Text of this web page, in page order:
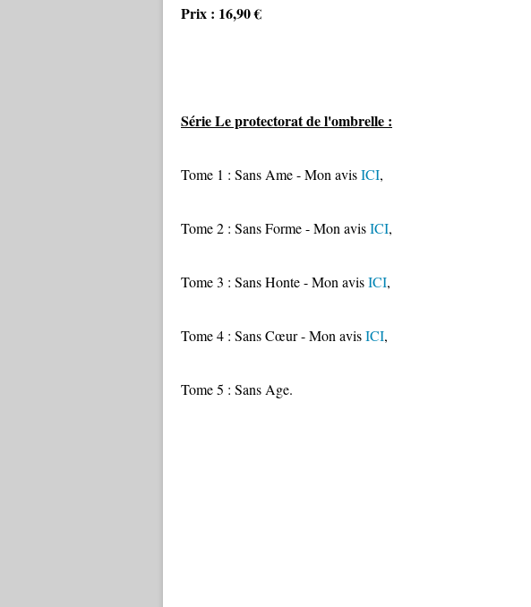
Prix : 16,90 €
Série Le protectorat de l'ombrelle :
Tome 1 : Sans Ame - Mon avisICI,
Tome 2 : Sans Forme - Mon avisICI,
Tome 3 : Sans Honte - Mon avisICI,
Tome 4 : Sans Cœur - Mon avisICI,
Tome 5 : Sans Age.